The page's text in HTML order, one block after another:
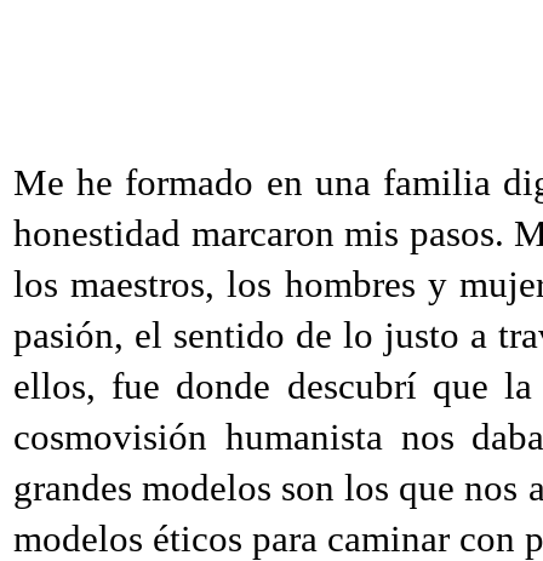
Me he formado en una familia
honestidad marcaron mis pasos.
los maestros, los hombres y
pasión, el sentido de lo justo a
ellos, fue donde descubrí que
cosmovisión humanista nos
grandes modelos son los que nos
modelos éticos para caminar con